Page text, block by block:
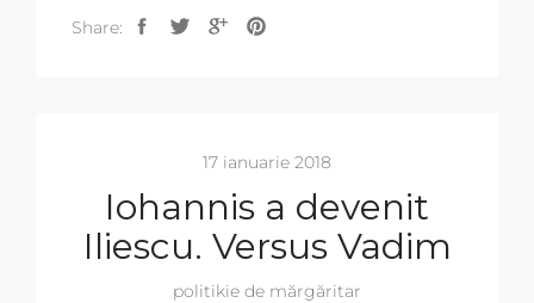
Share:
17 ianuarie 2018
Iohannis a devenit
Iliescu. Versus Vadim
politikie de mărgăritar